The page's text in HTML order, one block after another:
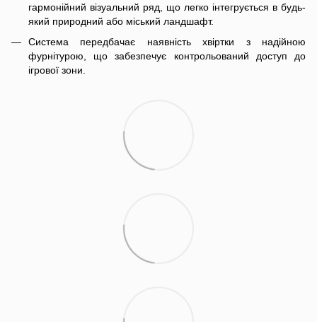
гармонійний візуальний ряд, що легко інтегрується в будь-
який природний або міський ландшафт.
Система передбачає наявність хвіртки з надійною
фурнітурою, що забезпечує контрольований доступ до
ігрової зони.